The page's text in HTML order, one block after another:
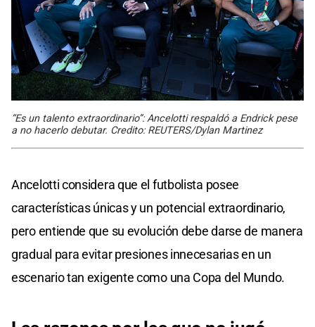
“Es un talento extraordinario”: Ancelotti respaldó a Endrick pese
a no hacerlo debutar. Credito: REUTERS/Dylan Martinez
Ancelotti considera que el futbolista posee
características únicas y un potencial extraordinario,
pero entiende que su evolución debe darse de manera
gradual para evitar presiones innecesarias en un
escenario tan exigente como una Copa del Mundo.